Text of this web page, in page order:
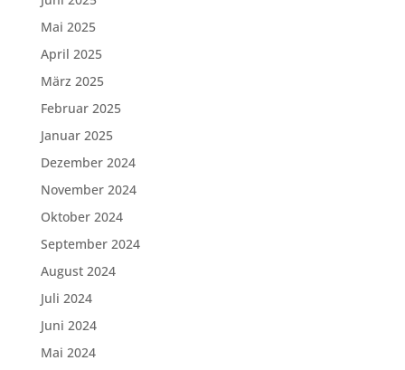
Mai 2025
April 2025
März 2025
Februar 2025
Januar 2025
Dezember 2024
November 2024
Oktober 2024
September 2024
August 2024
Juli 2024
Juni 2024
Mai 2024